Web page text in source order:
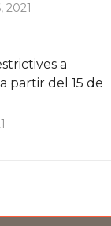
2021
a
partir del 15 de